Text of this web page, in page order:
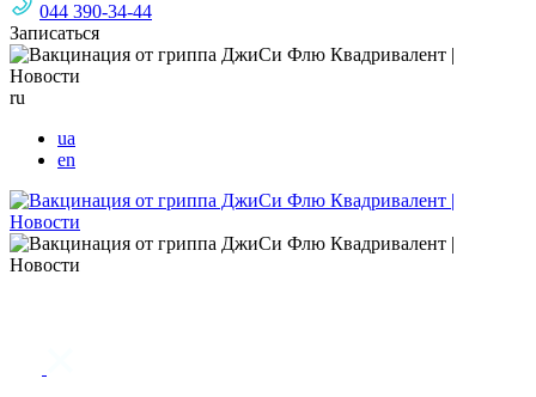
044 390-34-44
Записаться
ru
ua
en